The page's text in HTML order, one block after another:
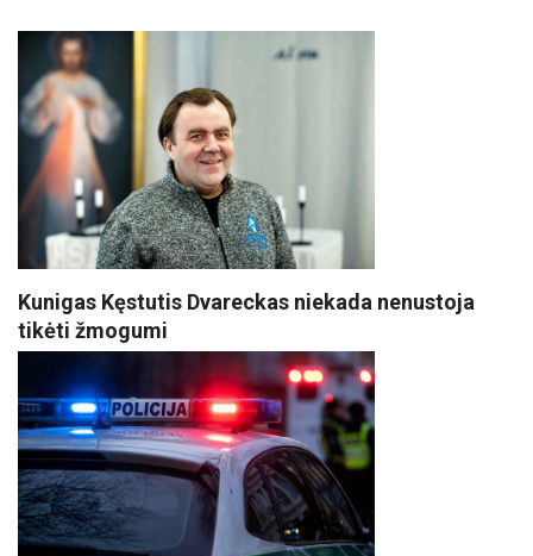
Kunigas Kęstutis Dvareckas niekada nenustoja
tikėti žmogumi